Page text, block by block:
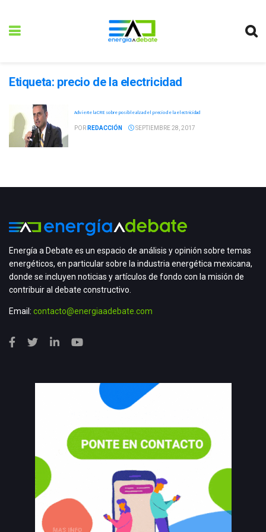
Etiqueta: precio de la electricidad
Advierte la CRE sobre posible alza del precio de la electricidad
POR REDACCIÓN SEPTIEMBRE 28, 2017
Energía a Debate es un espacio de análisis y opinión sobre temas
energéticos, en particular sobre la industria energética mexicana,
donde se incluyen noticias y artículos de fondo con la misión de
contribuir al debate constructivo.
Email: contacto@energiaadebate.com